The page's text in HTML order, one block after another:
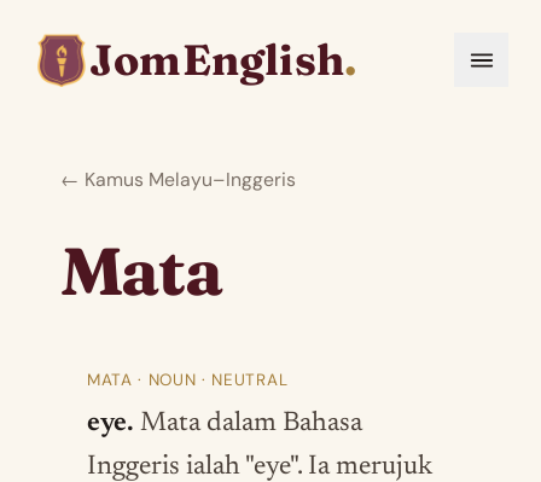
JomEnglish.
← Kamus Melayu–Inggeris
Mata
MATA · NOUN · NEUTRAL
eye. Mata dalam Bahasa
Inggeris ialah "eye". Ia merujuk